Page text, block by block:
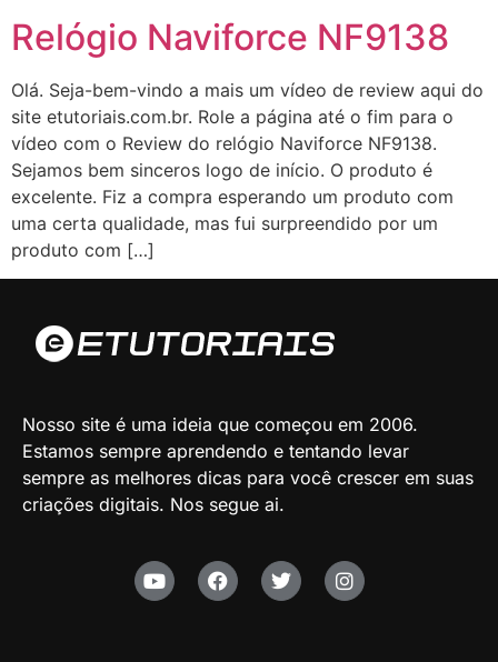
Relógio Naviforce NF9138
Olá. Seja-bem-vindo a mais um vídeo de review aqui do
site etutoriais.com.br. Role a página até o fim para o
vídeo com o Review do relógio Naviforce NF9138.
Sejamos bem sinceros logo de início. O produto é
excelente. Fiz a compra esperando um produto com
uma certa qualidade, mas fui surpreendido por um
produto com […]
Nosso site é uma ideia que começou em 2006.
Estamos sempre aprendendo e tentando levar
sempre as melhores dicas para você crescer em suas
criações digitais. Nos segue ai.